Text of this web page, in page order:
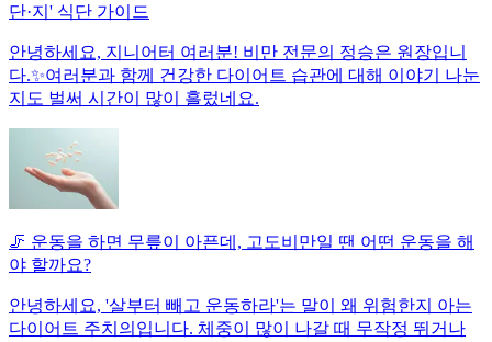
단·지' 식단 가이드
안녕하세요, 지니어터 여러분! 비만 전문의 정승은 원장입니
다.✨여러분과 함께 건강한 다이어트 습관에 대해 이야기 나눈
지도 벌써 시간이 많이 흘렀네요.
🦵 운동을 하면 무릎이 아픈데, 고도비만일 땐 어떤 운동을 해
야 할까요?
안녕하세요, '살부터 빼고 운동하라'는 말이 왜 위험한지 아는
다이어트 주치의입니다. 체중이 많이 나갈 때 무작정 뛰거나